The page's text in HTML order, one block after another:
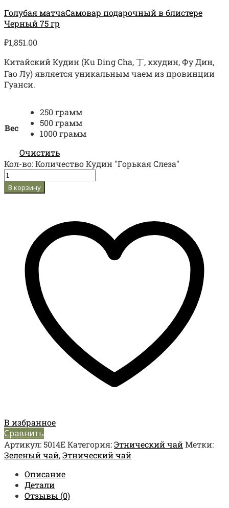
Голубая матчаСамовар подарочный в блистере
Черный 75 гр
₽1,851.00
Китайский Кудин (Ku Ding Cha, 丁, кхудин, Фу Дин,
Гао Лу) является уникальным чаем из провинции
Гуанси.
Вес
250 грамм
500 грамм
1000 грамм
Очистить
Кол-во:Количество Кудин "Горькая Слеза"
В корзину
В избранное
Сравнить
Артикул:5014ЕКатегория:Этнический чай Метки:
Зеленый чай,Этнический чай
Описание
Детали
Отзывы (0)